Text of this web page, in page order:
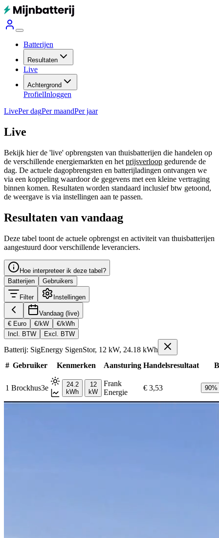
Batterijen
Resultaten
Live
Achtergrond
ProfielInloggen
LivePer dagPer maandPer jaar
Live
Bekijk hier de 'live' opbrengsten van thuisbatterijen die handelen op
de verschillende energiemarkten en het prijsverloop gedurende de
dag. De actuele dagopbrengsten en batterijladingen ontvangen we
via een koppeling waardoor de gegevens met een kleine vertraging
binnen komen. Resultaten worden standaard inclusief btw getoond,
de weergave is via instellingen aan te passen.
Resultaten van vandaag
Deze tabel toont de actuele opbrengst en activiteit van thuisbatterijen
aangestuurd door verschillende leveranciers.
Hoe interpreteer ik deze tabel?
Batterijen
Gebruikers
Filter Instellingen
Vandaag (live)
€ Euro
€/kW
€/kWh
Incl. BTW
Excl. BTW
Batterij: SigEnergy SigenStor, 12 kW, 24.18 kWh
# Gebruiker Kenmerken Aansturing Handelsresultaat
1 Brockhus3e
24.2
kWh
12
kW
Frank
Energie
€ 3,53 90%